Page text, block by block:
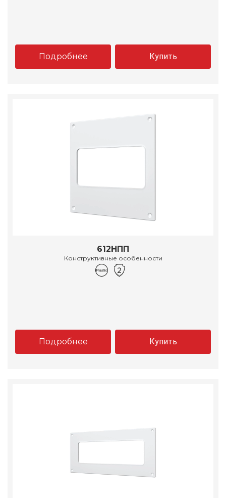
Подробнее Купить
612НПП
Конструктивные особенности
Подробнее Купить